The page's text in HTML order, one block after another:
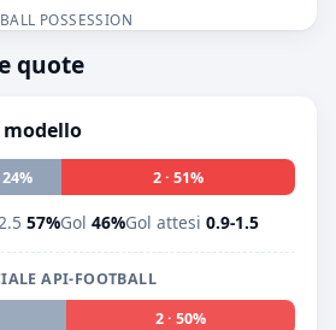
BALL POSSESSION
quote
modello
24% 2 · 51%
57%Gol 46%Gol attesi 0.9-1.5
API-FOOTBALL
2 · 50%